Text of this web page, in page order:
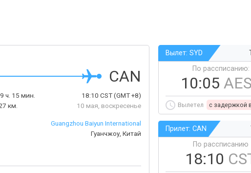
CAN
9 ч. 15 мин.
км.
18:10CST(GMT +8)
10 мая, воскресенье
Guangzhou Baiyun International
Гуанчжоу, Китай
Вылет: SYD
По рассписанию:
10:05
Вылетел c задержкой
Прилет: CAN
По рассписанию
18:10